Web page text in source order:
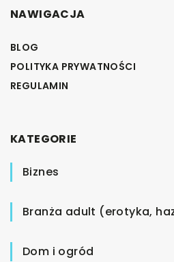
NAWIGACJA
BLOG
POLITYKA PRYWATNOŚCI
REGULAMIN
KATEGORIE
Biznes
Branża adult (erotyka,
Dom i ogród